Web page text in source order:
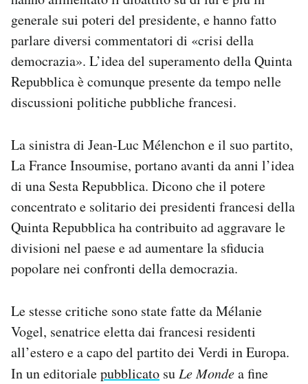
generale sui poteri del presidente, e hanno fatto
parlare diversi commentatori di «crisi della
democrazia». L’idea del superamento della Quinta
Repubblica è comunque presente da tempo nelle
discussioni politiche pubbliche francesi.
La sinistra di Jean-Luc Mélenchon e il suo partito,
La France Insoumise, portano avanti da anni l’idea
di una Sesta Repubblica. Dicono che il potere
concentrato e solitario dei presidenti francesi della
Quinta Repubblica ha contribuito ad aggravare le
divisioni nel paese e ad aumentare la sfiducia
popolare nei confronti della democrazia.
Le stesse critiche sono state fatte da Mélanie
Vogel, senatrice eletta dai francesi residenti
all’estero e a capo del partito dei Verdi in Europa.
In un editorialepubblicato suLe Mondea fine